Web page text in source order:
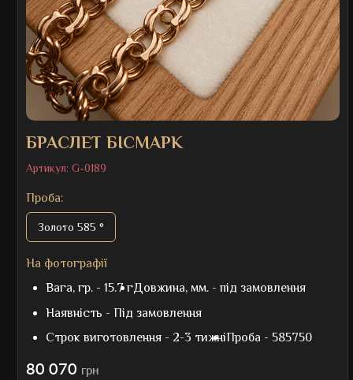
БРАСЛЕТ БІСМАРК
Артикул: G-0189
Проба:
Золото 585 °
На фотографії
Вага, гр. - 15.7 гДовжина, мм. - під замовлення
Наявність - Під замовлення
Строк виготовлення - 2-3 тижніПроба - 585750
80 070 грн